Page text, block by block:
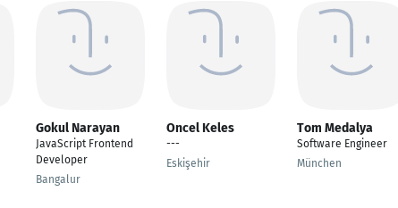
Gokul Narayan
JavaScript Frontend
Developer
Bangalur
Oncel Keles
---
Eskişehir
Tom Medalya
Software Engineer
München